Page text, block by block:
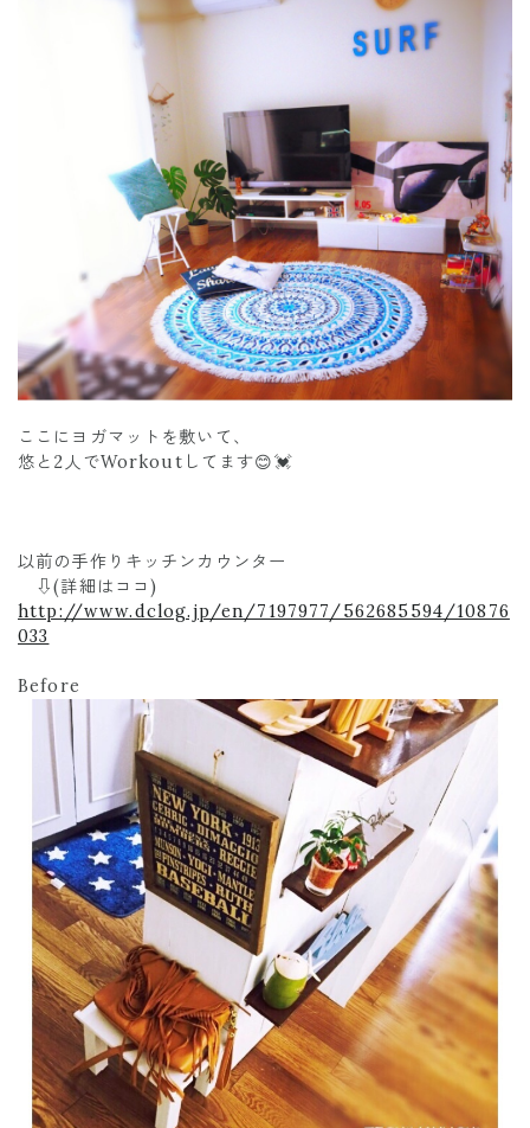
ここにヨガマットを敷いて、
悠と2人でWorkoutしてます😊💓
以前の手作りキッチンカウンター
⇩(詳細はココ)
http://www.dclog.jp/en/7197977/562685594/10876
033
Before